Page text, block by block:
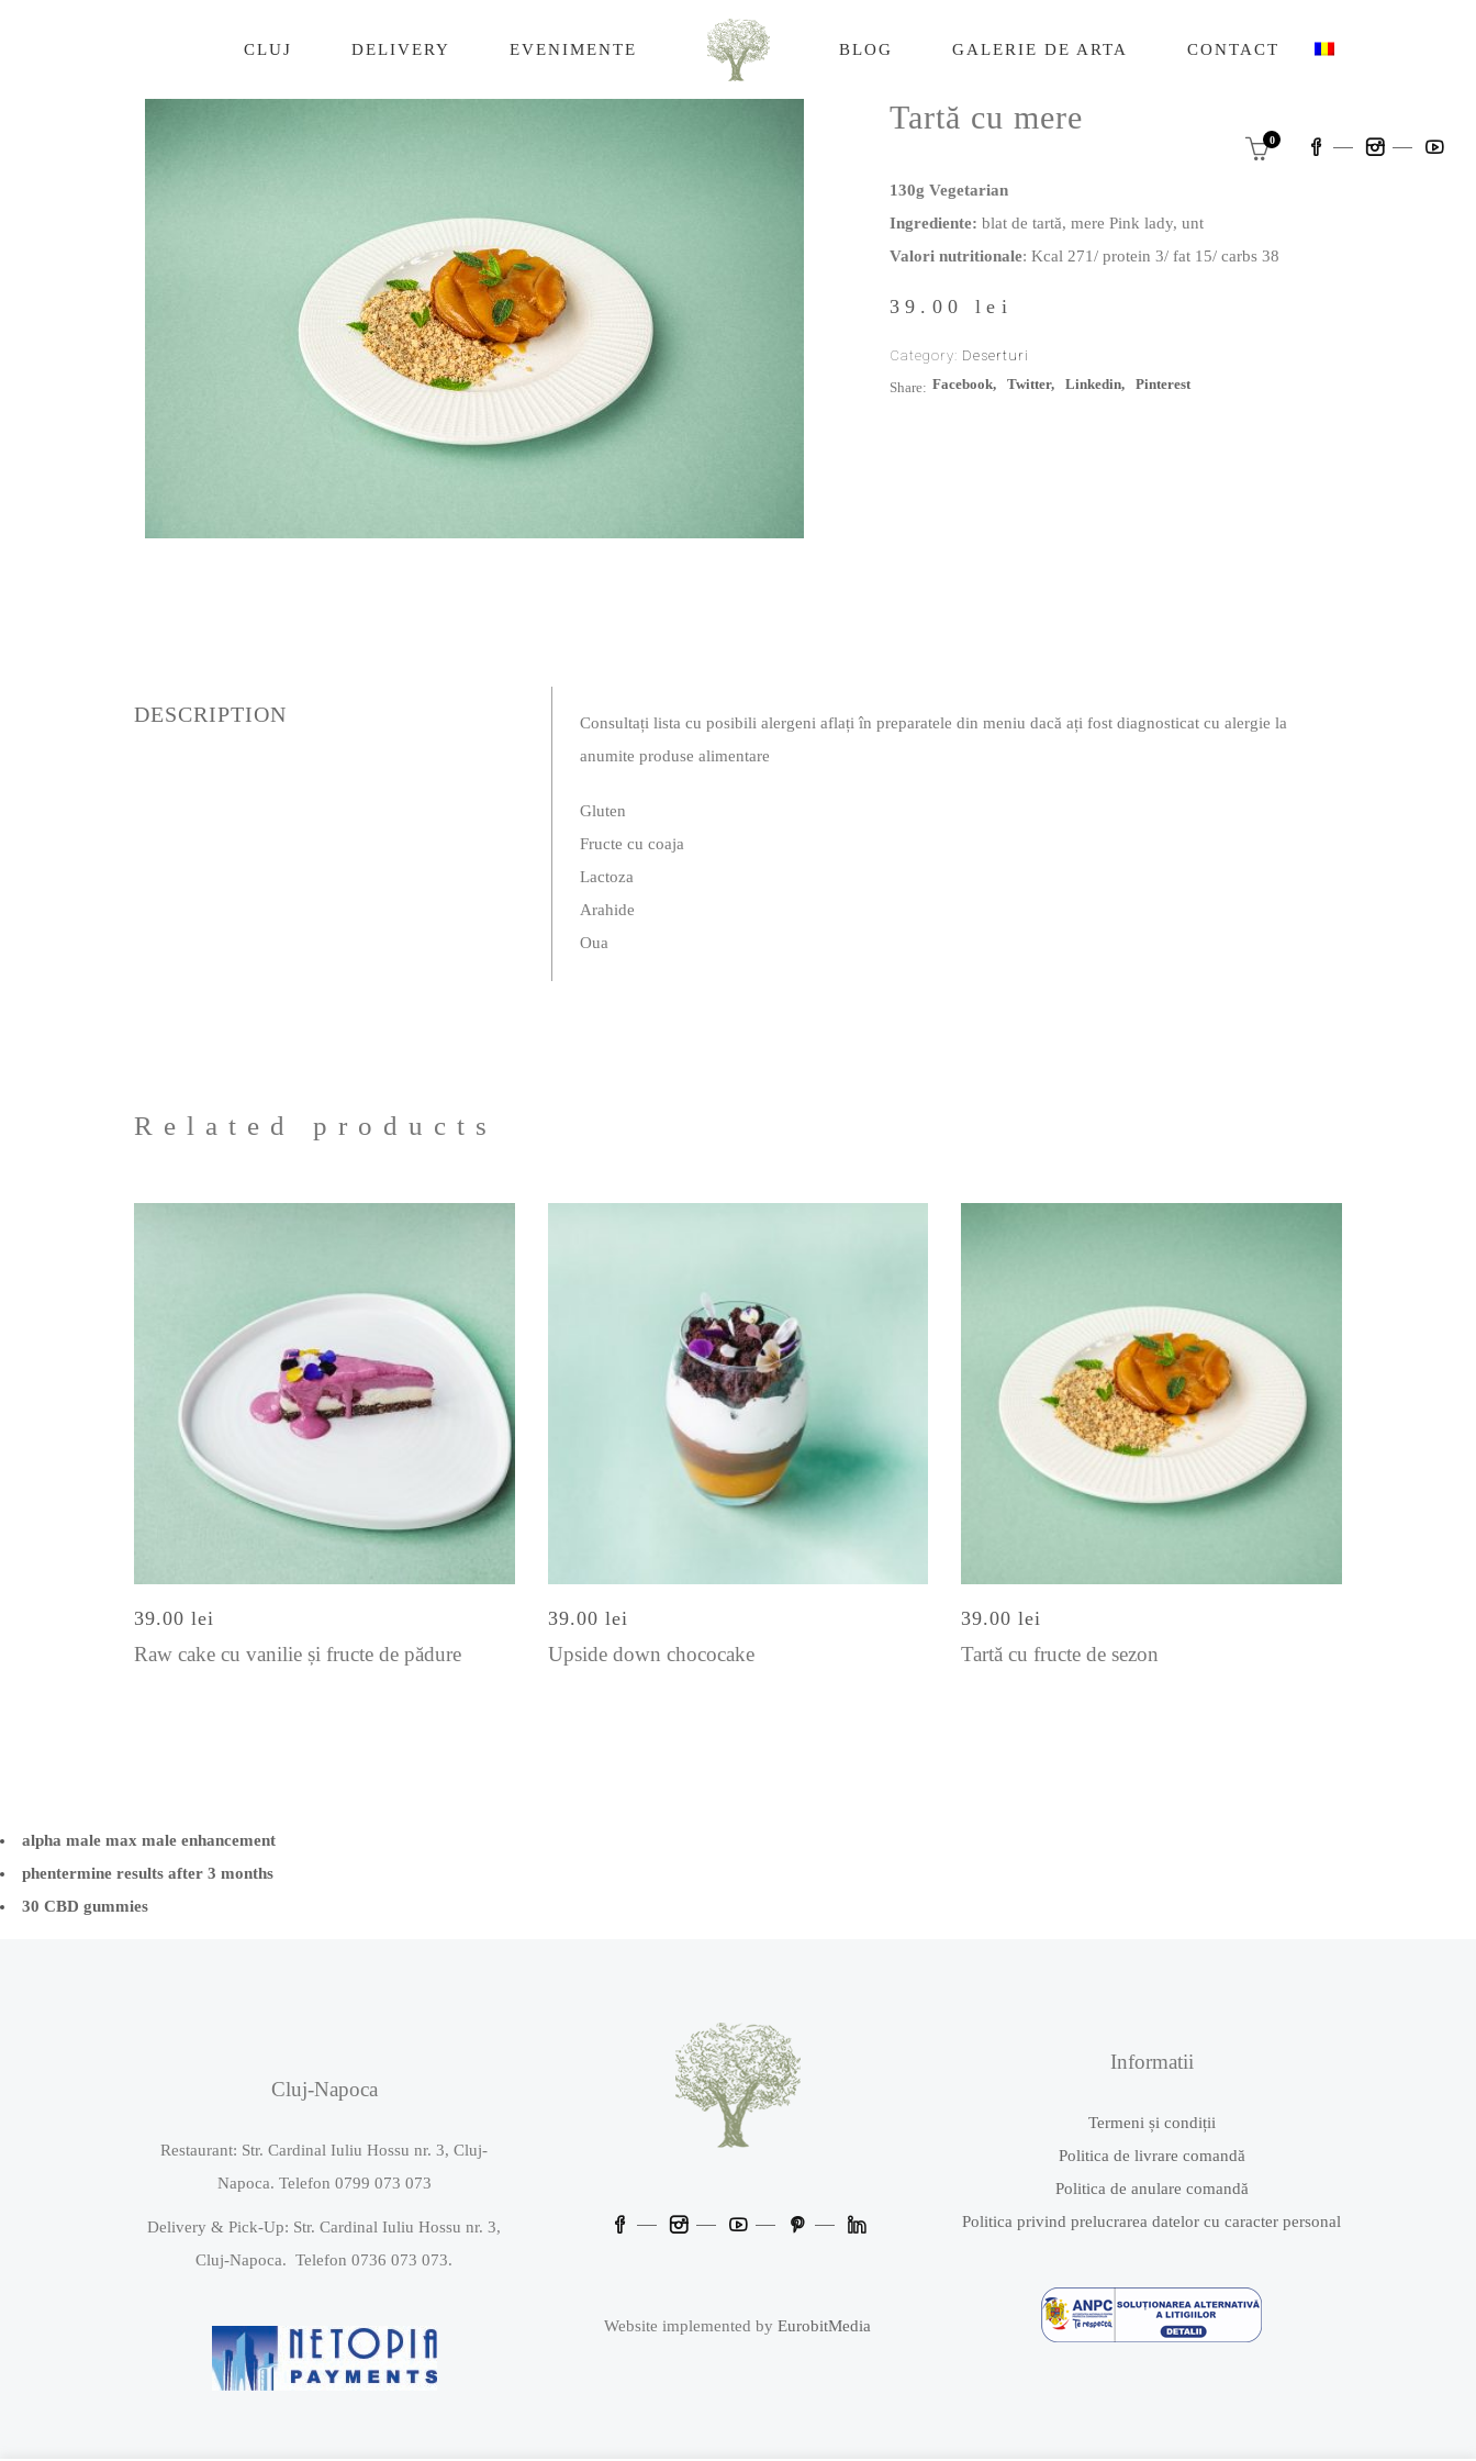
CLUJ DELIVERY EVENIMENTE BLOG GALERIE DE ARTA CONTACT
0
Tartă cu mere
130g Vegetarian
Ingrediente: blat de tartă, mere Pink lady, unt
Valori nutritionale: Kcal 271/ protein 3/ fat 15/ carbs 38
39.00 lei
Category: Deserturi
Share: Facebook Twitter Linkedin Pinterest
DESCRIPTION
Consultați lista cu posibili alergeni aflați în preparatele din meniu dacă ați fost diagnosticat cu alergie la
anumite produse alimentare
Gluten
Fructe cu coaja
Lactoza
Arahide
Oua
Related products
SELECT OPTIONS
39.00 lei
Raw cake cu vanilie și fructe de pădure
SELECT OPTIONS
39.00 lei
Upside down chococake
SELECT OPTIONS
39.00lei
Tartă cu fructe de sezon
alpha male max male enhancement
phentermine results after 3 months
30 CBD gummies
Cluj-Napoca
Restaurant: Str. Cardinal Iuliu Hossu nr. 3, Cluj-
Napoca. Telefon 0799 073 073
Delivery & Pick-Up: Str. Cardinal Iuliu Hossu nr. 3,
Cluj-Napoca. Telefon 0736 073 073.
Website implemented byEurobitMedia
Informatii
Termeni și condiții
Politica de livrare comandă
Politica de anulare comandă
Politica privind prelucrarea datelor cu caracter personal